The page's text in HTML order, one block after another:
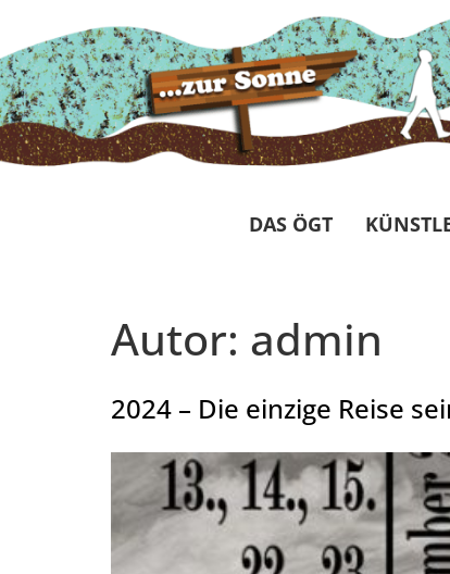
DAS ÖGT
Autor: admin
2024 – Die einzige Reise